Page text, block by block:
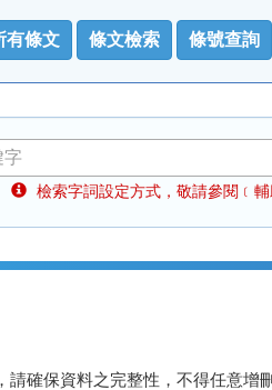
有條文 條文檢索 條號查詢
檢索字詞設定方式，敬請參閱﹝輔
確保資料之完整性，不得任意增